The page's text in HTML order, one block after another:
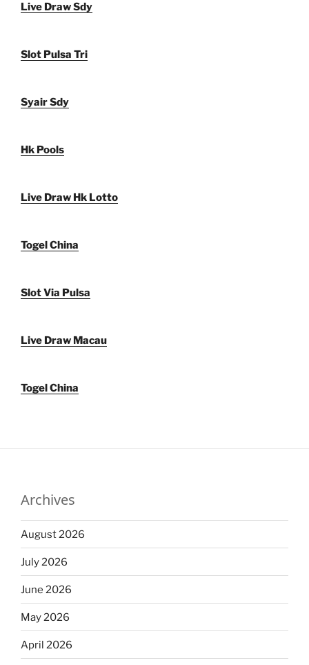
Live Draw Sdy
Slot Pulsa Tri
Syair Sdy
Hk Pools
Live Draw Hk Lotto
Togel China
Slot Via Pulsa
Live Draw Macau
Togel China
Archives
August 2026
July 2026
June 2026
May 2026
April 2026